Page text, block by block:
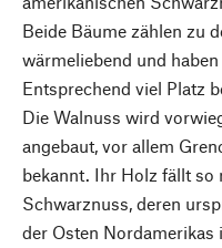
Beide Bäume zählen zu
wärmeliebend und
Entsprechend viel Platz
Die Walnuss wird
angebaut, vor allem
bekannt. Ihr Holz fällt so
Schwarznuss, deren
der Osten Nordamerikas